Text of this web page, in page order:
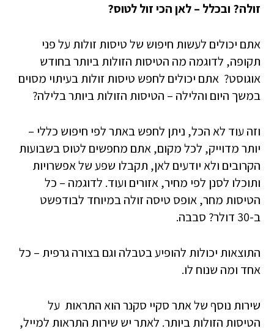
זולה? ובכלל – לאן הכי זול לטוס?
אתם יכולים לעשות חיפוש של טיסות זולות על פני
תקופה, לדוגמה מה הטיסות הזולות ביותר בחודש
אוגוסט? אתם יכולים לחפש טיסות זולות בעיתוי מסוים
במשך היום והלילה – הטיסות הזולות ביותר בלילה?
וזה עוד לא הכל, ניתן לחפש באתר לפי חיפוש כללי –
יותר מדוייק, לכל מקום, אתם מחפשים לטוס בשבועות
הקרובים ולא יודעים לאן, תקבלו שפע של אפשרויות
ותוכלו לסנן לפי מחיר, אזורים ועוד. לדוגמה – כל
הטיסות מחר, אופס טיסה זולה במיוחד לבודפשט
ב-30 דולר? סבבה.
התוצאות יכולות להופיע בטבלה וגם בצורה גרפית – כל
אחד ומה שנוח לו.
שירות נוסף של אתר סקיי סקנר הוא התראות על
הטיסות הזולות ביותר. לאתר יש שירות התראות למייל,